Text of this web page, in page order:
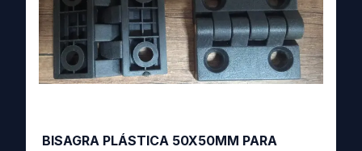
BISAGRA PLÁSTICA 50X50MM PARA